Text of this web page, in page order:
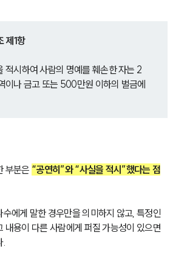
제1항
적시하여 사람의 명예를 훼손한 자는 2
이나 금고 또는 500만원 이하의 벌금에
부분은 “공연히”와 “사실을 적시”했다는 점
에게 말한 경우만을 의미하지 않고, 특정인
내용이 다른 사람에게 퍼질 가능성이 있으면
.